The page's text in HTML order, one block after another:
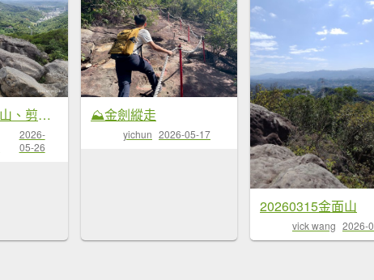
臺北內湖金面山、剪刀石
2026-
05-26
⛰金劍縱走
yichun 2026-05-17
20260315金面山
vick wang 2026-